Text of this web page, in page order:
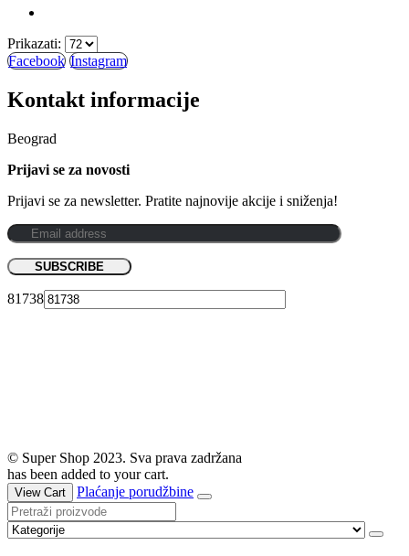
Prikazati:
Facebook Instagram
Kontakt informacije
Beograd
Prijavi se za novosti
Prijavi se za newsletter. Pratite najnovije akcije i sniženja!
81738
© Super Shop 2023. Sva prava zadržana
has been added to your cart.
View Cart Plaćanje porudžbine